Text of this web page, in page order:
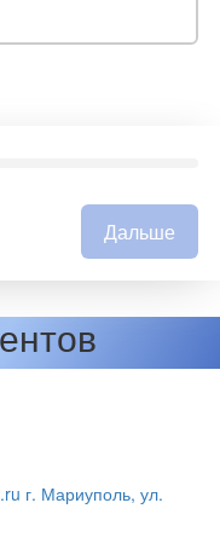
Дальше
г. Мариуполь, ул.